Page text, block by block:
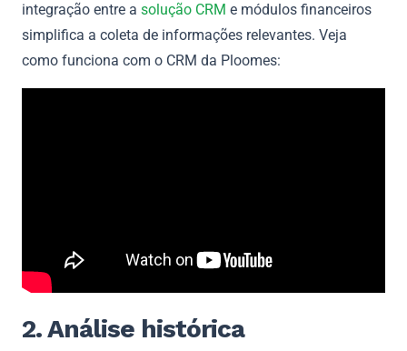
integração entre a solução CRM e módulos financeiros
simplifica a coleta de informações relevantes. Veja
como funciona com o CRM da Ploomes:
2. Análise histórica